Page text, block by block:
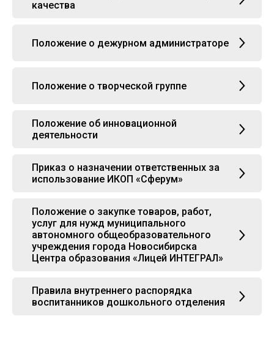
качества
Положение о дежурном администраторе
Положение о творческой группе
Положение об инновационной
деятельности
Приказ о назначении ответственных за
использование ИКОП «Сферум»
Положение о закупке товаров, работ,
услуг для нужд муниципального
автономного общеобразовательного
учреждения города Новосибирска
Центра образования «Лицей ИНТЕГРАЛ»
Правила внутреннего распорядка
воспитанников дошкольного отделения